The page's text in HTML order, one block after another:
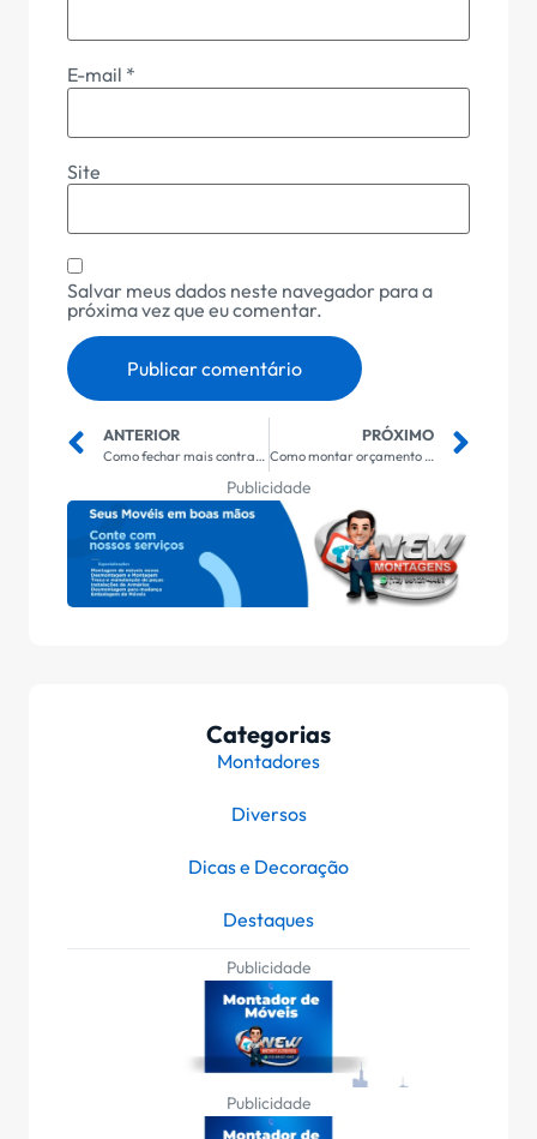
E-mail *
Site
Salvar meus dados neste navegador para a
próxima vez que eu comentar.
ANTERIOR
Como fechar mais contratos com lojas
PRÓXIMO
Como montar orçamento profissional
Publicidade
Categorias
Montadores
Diversos
Dicas e Decoração
Destaques
Publicidade
Publicidade